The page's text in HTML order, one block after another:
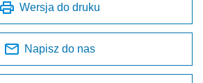
Wersja do druku
Napisz do nas